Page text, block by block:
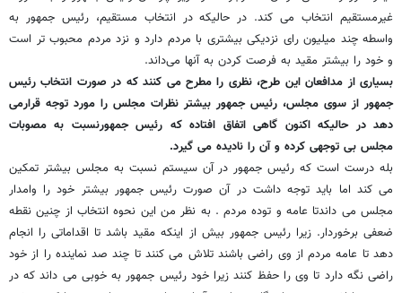
غیرمستقیم انتخاب می کند. در حالیکه در انتخاب مستقیم، رئیس جمهور به
واسطه چند میلیون رای نزدیکی بیشتری با مردم دارد و نزد مردم محبوب تر است
و خود را بیشتر مقید به فرصت کردن به آنها می‌داند.
بسیاری از مدافعان این طرح، نظری را مطرح می کنند که در صورت انتخاب رئیس
جمهور از سوی مجلس، رئیس جمهور بیشتر نظرات مجلس را مورد توجه قرارمی
دهد در حالیکه اکنون گاهی اتفاق افتاده که رئیس جمهورنسبت به مصوبات
مجلس بی توجهی کرده و آن را نادیده می گیرد.
بله درست است که رئیس جمهور در آن سیستم نسبت به مجلس بیشتر تمکین
می کند اما باید توجه داشت در آن صورت رئیس جمهور بیشتر خود را وامدار
مجلس می داندتا عامه و توده مردم . به نظر من این نحوه انتخاب از چنین نقطه
ضعفی برخوردار. زیرا رئیس جمهور بیش از اینکه مقید باشد تا اقداماتی را انجام
دهد تا عامه مردم از وی راضی باشند تلاش می کنند تا چند صد نماینده را از خود
راضی نگه دارد تا وی را حفظ کنند زیرا خود رئیس جمهور به خوبی می داند که در